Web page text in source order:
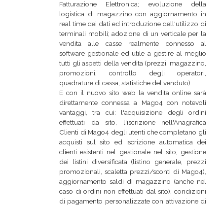
Fatturazione Elettronica; evoluzione della
logistica di magazzino con aggiornamento in
real time dei dati ed introduzione dell'utilizzo di
terminali mobili; adozione di un verticale per la
vendita alle casse realmente connesso al
software gestionale ed utile a gestire al meglio
tutti gli aspetti della vendita (prezzi, magazzino,
promozioni, controllo degli operatori,
quadrature di cassa, statistiche del venduto).
E con il nuovo sito web la vendita online sarà
direttamente connessa a Mago4 con notevoli
vantaggi, tra cui: l'acquisizione degli ordini
effettuati da sito, l'iscrizione nell'Anagrafica
Clienti di Mago4 degli utenti che completano gli
acquisti sul sito ed iscrizione automatica dei
clienti esistenti nel gestionale nel sito, gestione
dei listini diversificata (listino generale, prezzi
promozionali, scaletta prezzi/sconti di Mago4),
aggiornamento saldi di magazzino (anche nel
caso di ordini non effettuati dal sito), condizioni
di pagamento personalizzate con attivazione di